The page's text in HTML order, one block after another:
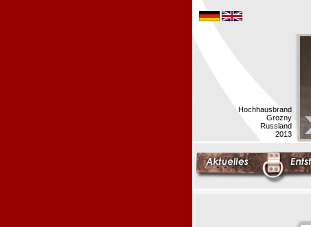
Hochhausbrand
Grozny
Russland
2013